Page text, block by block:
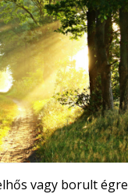
vagy borult